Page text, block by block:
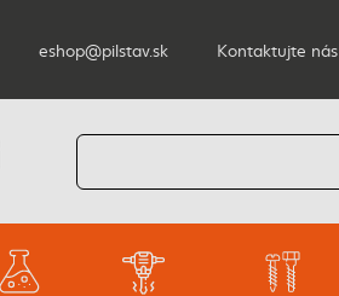
eshop@pilstav.sk Kontaktujte nás